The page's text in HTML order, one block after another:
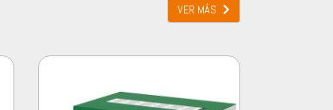
VER MÁS